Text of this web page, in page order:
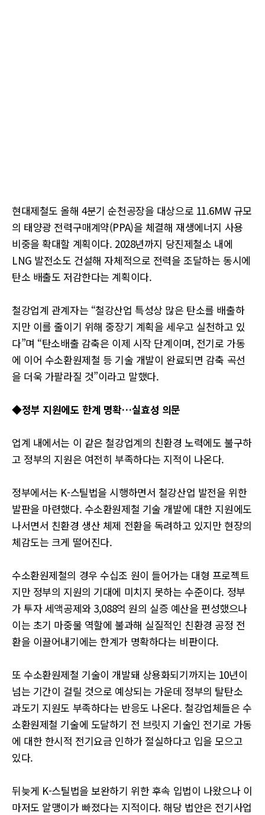
현대제철도 올해 4분기 순천공장을 대상으로 11.6MW 규모
의 태양광 전력구매계약(PPA)을 체결해 재생에너지 사용
비중을 확대할 계획이다. 2028년까지 당진제철소 내에
LNG 발전소도 건설해 자체적으로 전력을 조달하는 동시에
탄소 배출도 저감한다는 계획이다.
철강업계 관계자는 “철강산업 특성상 많은 탄소를 배출하
지만 이를 줄이기 위해 중장기 계획을 세우고 실천하고 있
다”며 “탄소배출 감축은 이제 시작 단계이며, 전기로 가동
에 이어 수소환원제철 등 기술 개발이 완료되면 감축 곡선
을 더욱 가팔라질 것”이라고 말했다.
◆정부 지원에도 한계 명확…실효성 의문
업계 내에서는 이 같은 철강업계의 친환경 노력에도 불구하
고 정부의 지원은 여전히 부족하다는 지적이 나온다.
정부에서는 K-스틸법을 시행하면서 철강산업 발전을 위한
발판을 마련했다. 수소환원제철 기술 개발에 대한 지원에도
나서면서 친환경 생산 체제 전환을 독려하고 있지만 현장의
체감도는 크게 떨어진다.
수소환원제철의 경우 수십조 원이 들어가는 대형 프로젝트
지만 정부의 지원의 기대에 미치지 못하는 수준이다. 정부
가 투자 세액공제와 3,088억 원의 실증 예산을 편성했으나
이는 초기 마중물 역할에 불과해 실질적인 친환경 공정 전
환을 이끌어내기에는 한계가 명확하다는 비판이다.
또 수소환원제철 기술이 개발돼 상용화되기까지는 10년이
넘는 기간이 걸릴 것으로 예상되는 가운데 정부의 탈탄소
과도기 지원도 부족하다는 반응도 나온다. 철강업체들은 수
소환원제철 기술에 도달하기 전 브릿지 기술인 전기로 가동
에 대한 한시적 전기요금 인하가 절실하다고 입을 모으고
있다.
뒤늦게 K-스틸법을 보완하기 위한 후속 입법이 나왔으나 이
마저도 알맹이가 빠졌다는 지적이다. 해당 법안은 전기사업